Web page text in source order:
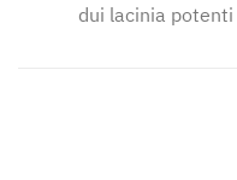
dui lacinia